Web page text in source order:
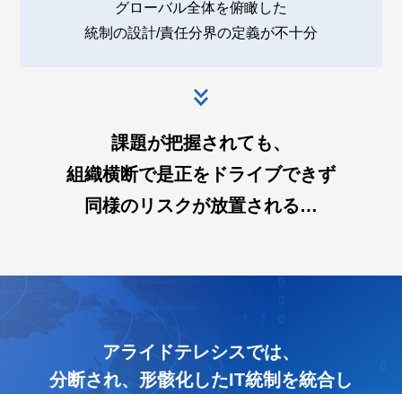
グローバル全体を俯瞰した
統制の設計/責任分界の定義が不十分
課題が把握されても、
組織横断で是正をドライブできず
同様のリスクが放置される…
アライドテレシスでは、
分断され、形骸化したIT統制を統合し